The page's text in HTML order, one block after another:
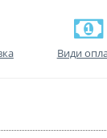
Види